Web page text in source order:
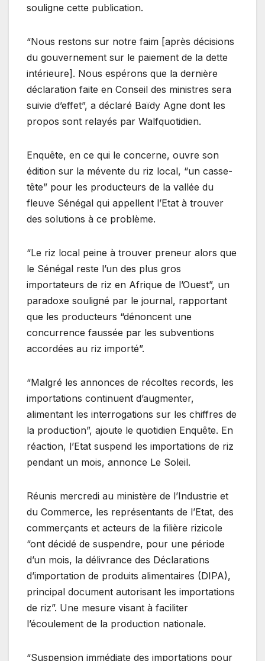
souligne cette publication.
“Nous restons sur notre faim [après décisions
du gouvernement sur le paiement de la dette
intérieure]. Nous espérons que la dernière
déclaration faite en Conseil des ministres sera
suivie d’effet”, a déclaré Baïdy Agne dont les
propos sont relayés par Walfquotidien.
Enquête, en ce qui le concerne, ouvre son
édition sur la mévente du riz local, “un casse-
tête” pour les producteurs de la vallée du
fleuve Sénégal qui appellent l’Etat à trouver
des solutions à ce problème.
“Le riz local peine à trouver preneur alors que
le Sénégal reste l’un des plus gros
importateurs de riz en Afrique de l’Ouest”, un
paradoxe souligné par le journal, rapportant
que les producteurs “dénoncent une
concurrence faussée par les subventions
accordées au riz importé”.
“Malgré les annonces de récoltes records, les
importations continuent d’augmenter,
alimentant les interrogations sur les chiffres de
la production”, ajoute le quotidien Enquête. En
réaction, l’Etat suspend les importations de riz
pendant un mois, annonce Le Soleil.
Réunis mercredi au ministère de l’Industrie et
du Commerce, les représentants de l’Etat, des
commerçants et acteurs de la filière rizicole
“ont décidé de suspendre, pour une période
d’un mois, la délivrance des Déclarations
d’importation de produits alimentaires (DIPA),
principal document autorisant les importations
de riz”. Une mesure visant à faciliter
l’écoulement de la production nationale.
“Suspension immédiate des importations pour